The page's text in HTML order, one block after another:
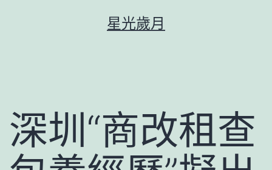
星光歲月
深圳“商改租查